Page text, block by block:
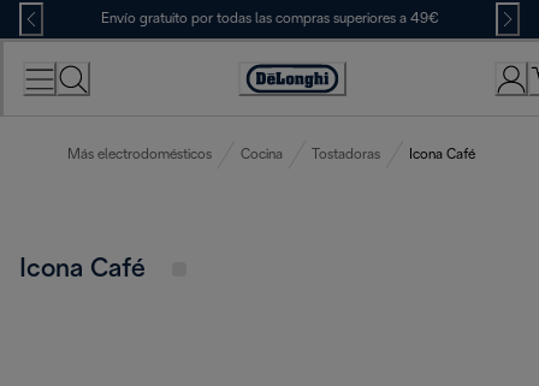
Skip
to
Content
Envío gratuito por todas las compras superiores a 49€
Accessibility
Más electrodomésticos Cocina Tostadoras Icona Café
Icona Café